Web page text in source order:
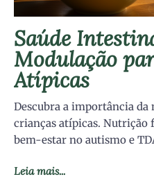
Saúde
Modulação
Atípicas
Descubra a importância
crianças atípicas. Nutrição
bem-estar no autismo e
Leia mais...